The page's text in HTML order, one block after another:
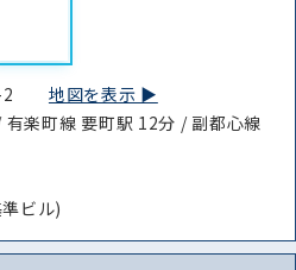
2 地図を表示 ▶︎
楽町線 要町駅 12分 / 副都心線
ビル)